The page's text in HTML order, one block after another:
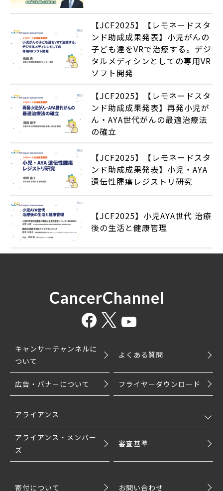
【JCF2025】【レモネードスタ
ンド助成成果発表】小児がんの
子ども達をVRで治療する。デジ
タルメディシンとしての専用VR
ソフト開発
【JCF2025】【レモネードスタ
ンド助成成果発表】再発小児が
ん・AYA世代がんの最適治療法
の確立
【JCF2025】【レモネードスタ
ンド助成成果発表】小児・AYA
遺伝性腫瘍レジストリ研究
【JCF2025】小児AYA世代 治療
後の生活と健康管理
CancerChannel
キャンサーチャンネルに
ついて
よくある質問
広告・バナーについて フライヤーダウンロード
アライアンス
アライアンス・メンバー
ズ
審査基準
寄付について お問い合わせ